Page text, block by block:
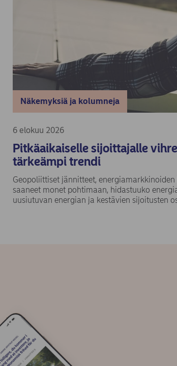
Näkemyksiä ja kolumneja
6 elokuu 2026
Pitkäaikaiselle sijoittajalle
tärkeämpi trendi
Geopoliittiset jännitteet,
saaneet monet pohtimaan, hidastuuko
uusiutuvan energian ja kestävien sijoitusten